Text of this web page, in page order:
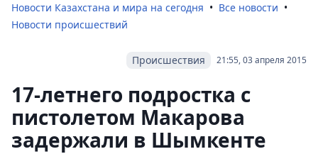
Новости Казахстана и мира на сегодня
Все новости
Новости происшествий
21:55, 03 апреля 2015
Происшествия
17-летнего подростка с
пистолетом Макарова
задержали в Шымкенте